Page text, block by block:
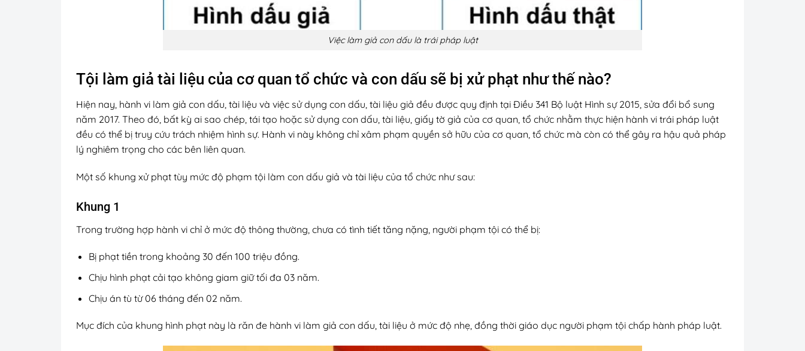
Việc làm giả con dấu là trái pháp luật
Tội làm giả tài liệu của cơ quan tổ chức và con dấu sẽ bị xử phạt như thế nào?
Hiện nay, hành vi làm giả con dấu, tài liệu và việc sử dụng con dấu, tài liệu giả đều được quy định tại Điều 341 Bộ luật Hình sự 2015, sửa đổi bổ sung
năm 2017. Theo đó, bất kỳ ai sao chép, tái tạo hoặc sử dụng con dấu, tài liệu, giấy tờ giả của cơ quan, tổ chức nhằm thực hiện hành vi trái pháp luật
đều có thể bị truy cứu trách nhiệm hình sự. Hành vi này không chỉ xâm phạm quyền sở hữu của cơ quan, tổ chức mà còn có thể gây ra hậu quả pháp
lý nghiêm trọng cho các bên liên quan.
Một số khung xử phạt tùy mức độ phạm tội làm con dấu giả và tài liệu của tổ chức như sau:
Khung 1
Trong trường hợp hành vi chỉ ở mức độ thông thường, chưa có tình tiết tăng nặng, người phạm tội có thể bị:
Bị phạt tiền trong khoảng 30 đến 100 triệu đồng.
Chịu hình phạt cải tạo không giam giữ tối đa 03 năm.
Chịu án tù từ 06 tháng đến 02 năm.
Mục đích của khung hình phạt này là răn đe hành vi làm giả con dấu, tài liệu ở mức độ nhẹ, đồng thời giáo dục người phạm tội chấp hành pháp luật.